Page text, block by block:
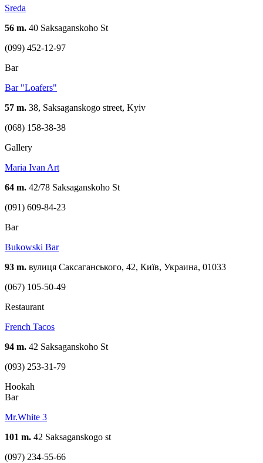
Sreda
56 m. 40 Saksaganskoho St
(099) 452-12-97
Bar
Bar "Loafers"
57 m. 38, Saksaganskogo street, Kyiv
(068) 158-38-38
Gallery
Maria Ivan Art
64 m. 42/78 Saksaganskoho St
(091) 609-84-23
Bar
Bukowski Bar
93 m. вулиця Саксаганського, 42, Київ, Украина, 01033
(067) 105-50-49
Restaurant
French Tacos
94 m. 42 Saksaganskoho St
(093) 253-31-79
Hookah
Bar
Mr.White 3
101 m. 42 Saksaganskogo st
(097) 234-55-66